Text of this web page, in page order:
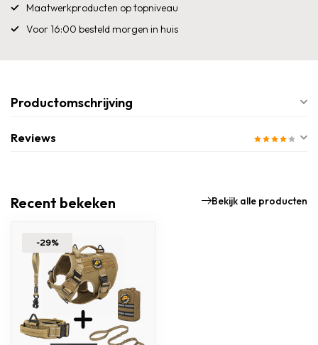
Maatwerkproducten op topniveau
Voor 16:00 besteld morgen in huis
Productomschrijving
Reviews
Recent bekeken Bekijk alle producten
-29%